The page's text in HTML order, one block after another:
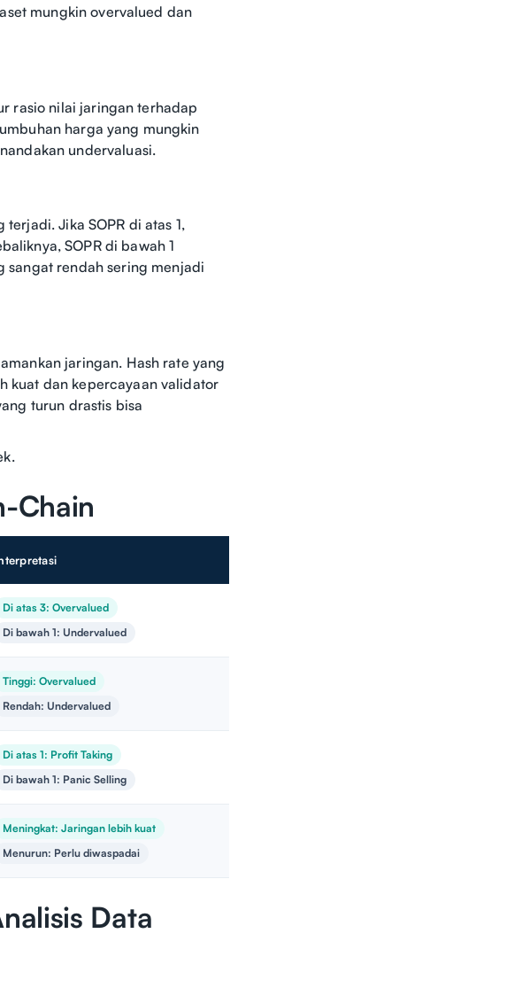
mungkin overvalued dan
rasio nilai jaringan terhadap
harga yang mungkin
undervaluasi.
Jika SOPR di atas 1,
SOPR di bawah 1
sangat rendah sering menjadi
jaringan. Hash rate yang
kuat dan kepercayaan validator
turun drastis bisa
Chain
Di atas 3: Overvalued
Di bawah 1: Undervalued
Tinggi: Overvalued
Rendah: Undervalued
Di atas 1: Profit Taking
Di bawah 1: Panic Selling
Meningkat: Jaringan lebih kuat
Menurun: Perlu diwaspadai
Data